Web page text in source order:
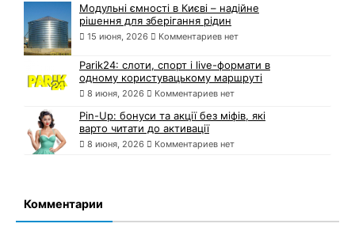
Модульні ємності в Києві – надійне
рішення для зберігання рідин
15 июня, 2026 Комментариев нет
Parik24: слоти, спорт і live-формати в
одному користувацькому маршруті
8 июня, 2026 Комментариев нет
Pin-Up: бонуси та акції без міфів, які
варто читати до активації
8 июня, 2026 Комментариев нет
Комментарии